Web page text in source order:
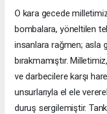
O kara gecede
bombalara, yöneltilen
insanlara rağmen; asla
bırakmamıştır.
ve darbecilere karşı
unsurlarıyla el ele
duruş sergilemiştir.